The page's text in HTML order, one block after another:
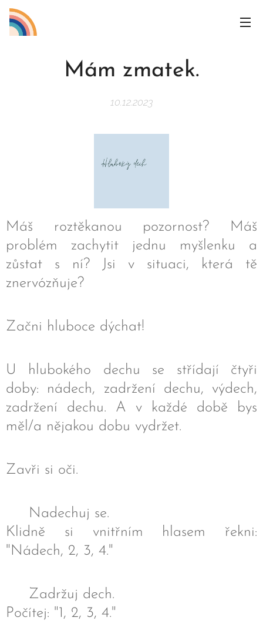
Mám zmatek.
10.12.2023
Máš roztěkanou pozornost? Máš
problém zachytit jednu myšlenku a
zůstat s ní? Jsi v situaci, která tě
znervózňuje?
Začni hluboce dýchat!
U hlubokého dechu se střídají čtyři
doby: nádech, zadržení dechu, výdech,
zadržení dechu. A v každé době bys
měl/a nějakou dobu vydržet.
Zavři si oči.
❤️ Nadechuj se.
Klidně si vnitřním hlasem řekni:
"Nádech, 2, 3, 4."
❤️ Zadržuj dech.
Počítej: "1, 2, 3, 4."